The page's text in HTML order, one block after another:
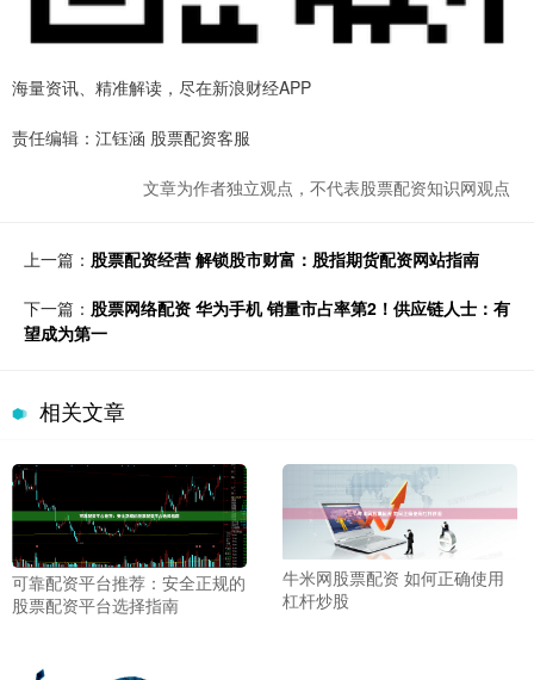
海量资讯、精准解读，尽在新浪财经APP
责任编辑：江钰涵 股票配资客服
文章为作者独立观点，不代表股票配资知识网观点
上一篇： 股票配资经营 解锁股市财富：股指期货配资网站指南
下一篇： 股票网络配资 华为手机 销量市占率第2！供应链人士：有
望成为第一
相关文章
可靠配资平台推荐：安全正规的
股票配资平台选择指南
牛米网股票配资 如何正确使用
杠杆炒股